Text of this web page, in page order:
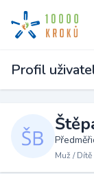
Profil
Muž / Dítě